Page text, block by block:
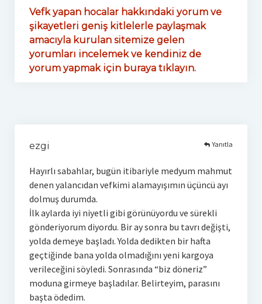
Vefk yapan hocalar hakkındaki yorum ve
şikayetleri geniş kitlelerle paylaşmak
amacıyla kurulan sitemize gelen
yorumları incelemek ve kendiniz de
yorum yapmak için buraya tıklayın.
ezgi
Hayırlı sabahlar, bugün itibariyle medyum mahmut
denen yalancıdan vefkimi alamayışımın üçüncü ayı
dolmuş durumda.
İlk aylarda iyi niyetli gibi görünüyordu ve sürekli
gönderiyorum diyordu. Bir ay sonra bu tavrı değişti,
yolda demeye başladı. Yolda dedikten bir hafta
geçtiğinde bana yolda olmadığını yeni kargoya
verileceğini söyledi. Sonrasında “biz döneriz”
moduna girmeye başladılar. Belirteyim, parasını
başta ödedim.
Yanıtla